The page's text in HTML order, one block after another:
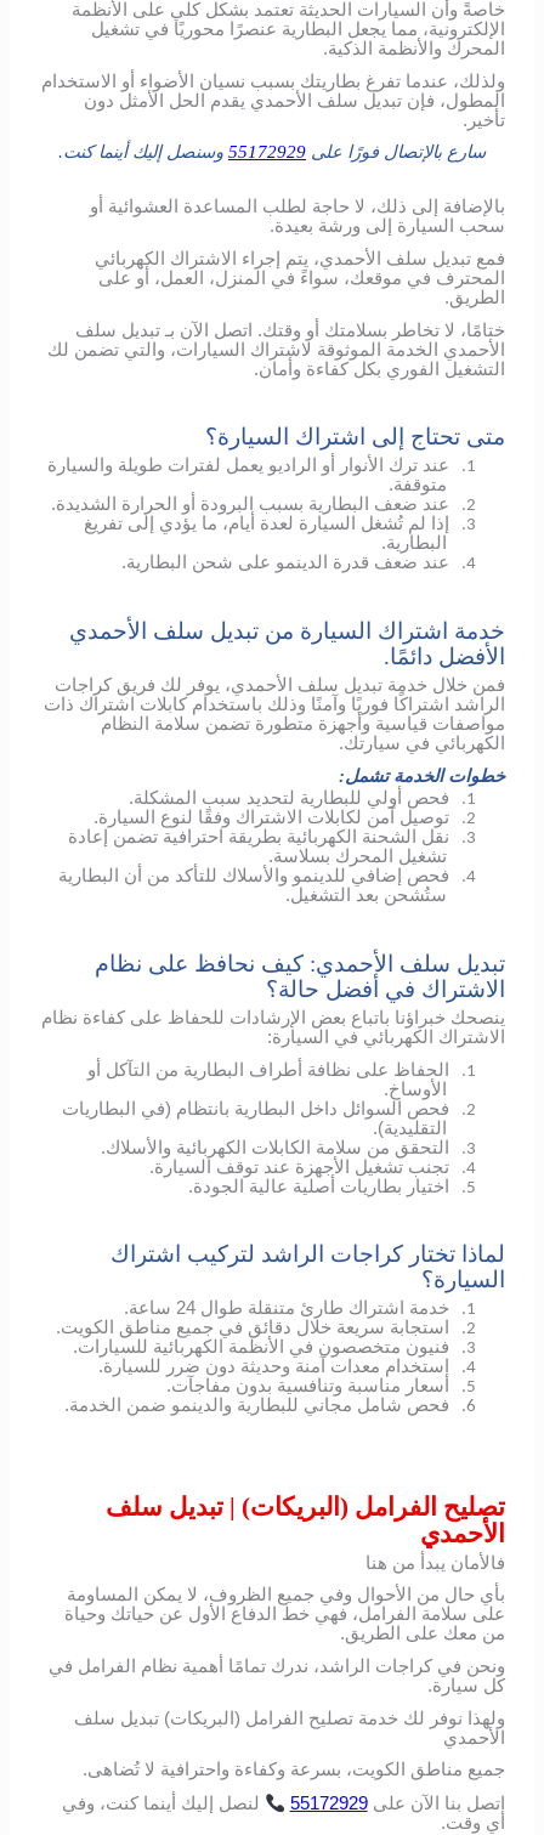
خاصةً وأن السيارات الحديثة تعتمد بشكل كلي على الأنظمة
الإلكترونية، مما يجعل البطارية عنصرًا محوريًا في تشغيل
المحرك والأنظمة الذكية.
ولذلك، عندما تفرغ بطاريتك بسبب نسيان الأضواء أو الاستخدام
المطول، فإن تبديل سلف الأحمدي يقدم الحل الأمثل دون
تأخير.
سارع بالإتصال فورًا على 55172929 وسنصل إليك أينما كنت.
بالإضافة إلى ذلك، لا حاجة لطلب المساعدة العشوائية أو
سحب السيارة إلى ورشة بعيدة.
فمع تبديل سلف الأحمدي، يتم إجراء الاشتراك الكهربائي
المحترف في موقعك، سواءً في المنزل، العمل، أو على
الطريق.
ختامًا، لا تخاطر بسلامتك أو وقتك. اتصل الآن بـ تبديل سلف
الأحمدي الخدمة الموثوقة لاشتراك السيارات، والتي تضمن لك
التشغيل الفوري بكل كفاءة وأمان.
متى تحتاج إلى اشتراك السيارة؟
1.
عند ترك الأنوار أو الراديو يعمل لفترات طويلة والسيارة
متوقفة.
2. عند ضعف البطارية بسبب البرودة أو الحرارة الشديدة.
3.
إذا لم تُشغل السيارة لعدة أيام، ما يؤدي إلى تفريغ
البطارية.
4. عند ضعف قدرة الدينمو على شحن البطارية.
خدمة اشتراك السيارة من تبديل سلف الأحمدي
الأفضل دائمًا.
فمن خلال خدمة تبديل سلف الأحمدي، يوفر لك فريق كراجات
الراشد اشتراكًا فوريًا وآمنًا وذلك باستخدام كابلات اشتراك ذات
مواصفات قياسية وأجهزة متطورة تضمن سلامة النظام
الكهربائي في سيارتك.
خطوات الخدمة تشمل:
1. فحص أولي للبطارية لتحديد سبب المشكلة.
2. توصيل آمن لكابلات الاشتراك وفقًا لنوع السيارة.
3.
نقل الشحنة الكهربائية بطريقة احترافية تضمن إعادة
تشغيل المحرك بسلاسة.
4. فحص إضافي للدينمو والأسلاك للتأكد من أن البطارية
ستُشحن بعد التشغيل.
تبديل سلف الأحمدي: كيف نحافظ على نظام
الاشتراك في أفضل حالة؟
ينصحك خبراؤنا باتباع بعض الإرشادات للحفاظ على كفاءة نظام
الاشتراك الكهربائي في السيارة:
1.
الحفاظ على نظافة أطراف البطارية من التآكل أو
الأوساخ.
2.
فحص السوائل داخل البطارية بانتظام (في البطاريات
التقليدية).
3. التحقق من سلامة الكابلات الكهربائية والأسلاك.
4. تجنب تشغيل الأجهزة عند توقف السيارة.
5. اختيار بطاريات أصلية عالية الجودة.
لماذا تختار كراجات الراشد لتركيب اشتراك
السيارة؟
1. خدمة اشتراك طارئ متنقلة طوال 24 ساعة.
2. استجابة سريعة خلال دقائق في جميع مناطق الكويت.
3. فنيون متخصصون في الأنظمة الكهربائية للسيارات.
4. استخدام معدات آمنة وحديثة دون ضرر للسيارة.
5. أسعار مناسبة وتنافسية بدون مفاجآت.
6. فحص شامل مجاني للبطارية والدينمو ضمن الخدمة.
تصليح الفرامل (البريكات) | تبديل سلف
الأحمدي
فالأمان يبدأ من هنا
بأي حال من الأحوال وفي جميع الظروف، لا يمكن المساومة
على سلامة الفرامل، فهي خط الدفاع الأول عن حياتك وحياة
من معك على الطريق.
ونحن في كراجات الراشد، ندرك تمامًا أهمية نظام الفرامل في
كل سيارة.
ولهذا نوفر لك خدمة تصليح الفرامل (البريكات) تبديل سلف
الأحمدي
جميع مناطق الكويت، بسرعة وكفاءة واحترافية لا تُضاهى.
اتصل بنا الآن على 55172929 لنصل إليك أينما كنت، وفي
أي وقت.